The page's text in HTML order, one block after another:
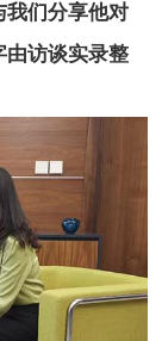
我们分享他对
由访谈实录整